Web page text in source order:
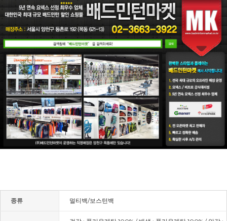
종류 멀티백/보스턴백